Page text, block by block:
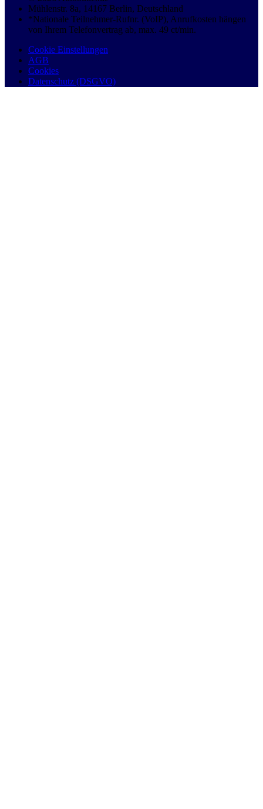
Mühlenstr. 8a, 14167 Berlin, Deutschland
*Nationale Teilnehmer-Rufnr. (VoIP), Anrufkosten hängen
von Ihrem Telefonvertrag ab, max. 49 ct/min.
Cookie Einstellungen
AGB
Cookies
Datenschutz (DSGVO)